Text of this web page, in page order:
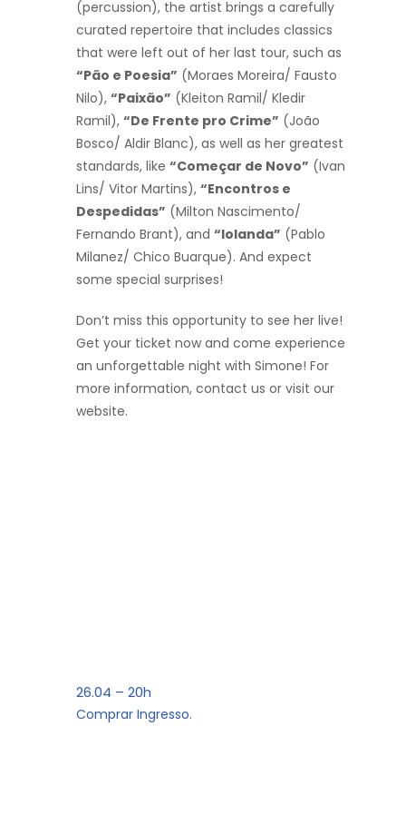
(percussion), the artist brings a carefully
curated repertoire that includes classics
that were left out of her last tour, such as
“Pão e Poesia” (Moraes Moreira/ Fausto
Nilo), “Paixão” (Kleiton Ramil/ Kledir
Ramil), “De Frente pro Crime” (João
Bosco/ Aldir Blanc), as well as her greatest
standards, like “Começar de Novo” (Ivan
Lins/ Vitor Martins), “Encontros e
Despedidas” (Milton Nascimento/
Fernando Brant), and “Iolanda” (Pablo
Milanez/ Chico Buarque). And expect
some special surprises!
Don’t miss this opportunity to see her live!
Get your ticket now and come experience
an unforgettable night with Simone! For
more information, contact us or visit our
website.
26.04 – 20h
Comprar Ingresso.